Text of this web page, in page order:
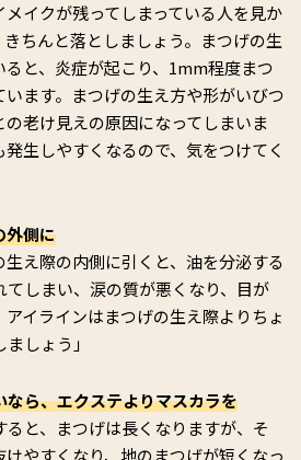
メイクが残ってしまっている人を見か
ちんと落としましょう。まつげの生
ると、炎症が起こり、1mm程度まつ
ます。まつげの生え方や形がいびつ
老け見えの原因になってしまいま
生しやすくなるので、気をつけてく
外側に
生え際の内側に引くと、油を分泌する
しまい、涙の質が悪くなり、目が
イラインはまつげの生え際よりちょ
しょう」
ら、エクステよりマスカラを
ると、まつげは長くなりますが、そ
やすくなり、地のまつげが短くなっ